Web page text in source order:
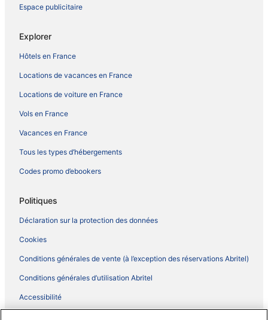
Espace publicitaire
Explorer
Hôtels en France
Locations de vacances en France
Locations de voiture en France
Vols en France
Vacances en France
Tous les types d’hébergements
Codes promo d’ebookers
Politiques
Déclaration sur la protection des données
Cookies
Conditions générales de vente (à l’exception des réservations Abritel)
Conditions générales d’utilisation Abritel
Accessibilité